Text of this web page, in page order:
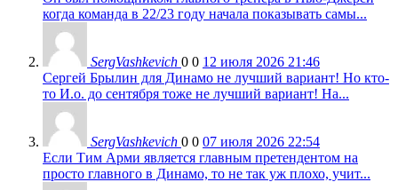
когда команда в 22/23 году начала показывать самы...
SergVashkevich 0 0 12 июля 2026 21:46
Сергей Брылин для Динамо не лучший вариант! Но кто-
то И.о. до сентября тоже не лучший вариант! На...
SergVashkevich 0 0 07 июля 2026 22:54
Если Тим Арми является главным претендентом на
просто главного в Динамо, то не так уж плохо, учит...